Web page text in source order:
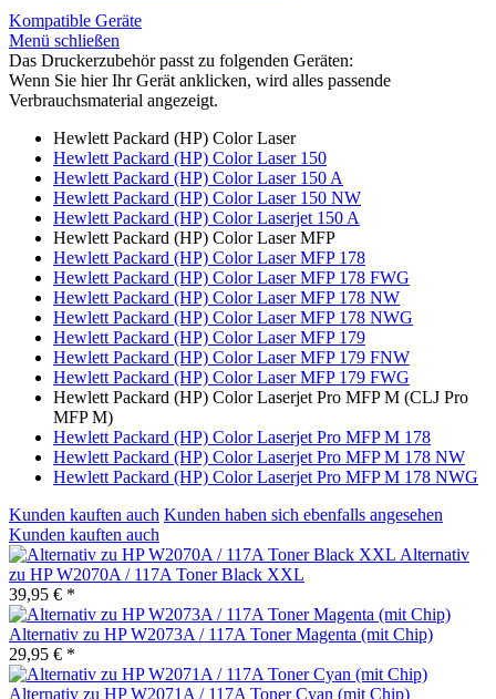
Kompatible Geräte
Menü schließen
Das Druckerzubehör passt zu folgenden Geräten:
Wenn Sie hier Ihr Gerät anklicken, wird alles passende
Verbrauchsmaterial angezeigt.
Hewlett Packard (HP) Color Laser
Hewlett Packard (HP) Color Laser 150
Hewlett Packard (HP) Color Laser 150 A
Hewlett Packard (HP) Color Laser 150 NW
Hewlett Packard (HP) Color Laserjet 150 A
Hewlett Packard (HP) Color Laser MFP
Hewlett Packard (HP) Color Laser MFP 178
Hewlett Packard (HP) Color Laser MFP 178 FWG
Hewlett Packard (HP) Color Laser MFP 178 NW
Hewlett Packard (HP) Color Laser MFP 178 NWG
Hewlett Packard (HP) Color Laser MFP 179
Hewlett Packard (HP) Color Laser MFP 179 FNW
Hewlett Packard (HP) Color Laser MFP 179 FWG
Hewlett Packard (HP) Color Laserjet Pro MFP M (CLJ Pro
MFP M)
Hewlett Packard (HP) Color Laserjet Pro MFP M 178
Hewlett Packard (HP) Color Laserjet Pro MFP M 178 NW
Hewlett Packard (HP) Color Laserjet Pro MFP M 178 NWG
Kunden kauften auch Kunden haben sich ebenfalls angesehen
Kunden kauften auch
Alternativ
zu HP W2070A / 117A Toner Black XXL
39,95 € *
Alternativ zu HP W2073A / 117A Toner Magenta (mit Chip)
29,95 € *
Alternativ zu HP W2071A / 117A Toner Cyan (mit Chip)